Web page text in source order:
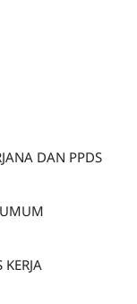
DAN PPDS
KERJA